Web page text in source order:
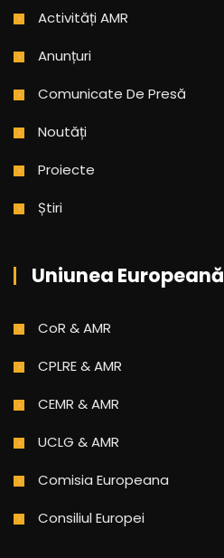
Activități AMR
Anunțuri
Comunicate De Presă
Noutăți
Proiecte
Știri
Uniunea Europeană
CoR & AMR
CPLRE & AMR
CEMR & AMR
UCLG & AMR
Comisia Europeana
Consiliul Europei